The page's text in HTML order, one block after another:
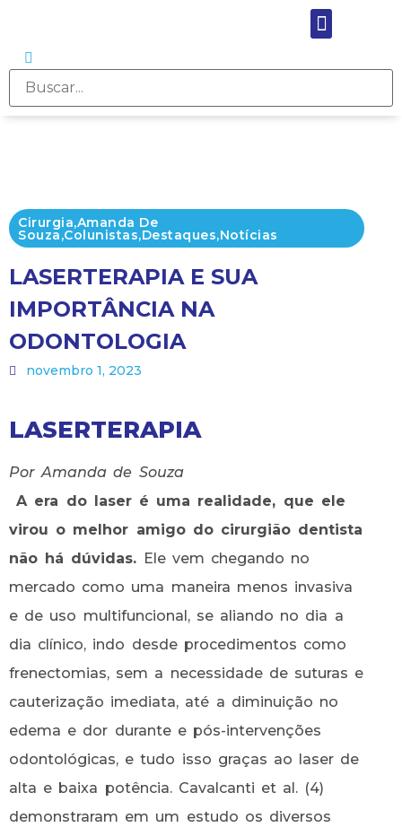
Cirurgia,Amanda De
Souza,Colunistas,Destaques,Notícias
LASERTERAPIA E SUA
IMPORTÂNCIA NA
ODONTOLOGIA
novembro 1, 2023
LASERTERAPIA
Por Amanda de Souza
A era do laser é uma realidade, que ele
virou o melhor amigo do cirurgião dentista
não há dúvidas. Ele vem chegando no
mercado como uma maneira menos invasiva
e de uso multifuncional, se aliando no dia a
dia clínico, indo desde procedimentos como
frenectomias, sem a necessidade de suturas e
cauterização imediata, até a diminuição no
edema e dor durante e pós-intervenções
odontológicas, e tudo isso graças ao laser de
alta e baixa potência. Cavalcanti et al. (4)
demonstraram em um estudo os diversos